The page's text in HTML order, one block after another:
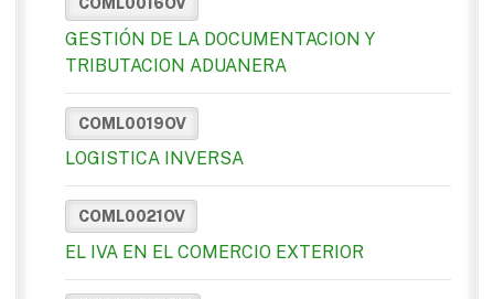
COML0016OV
GESTIÓN DE LA DOCUMENTACION Y
TRIBUTACION ADUANERA
COML0019OV
LOGISTICA INVERSA
COML0021OV
EL IVA EN EL COMERCIO EXTERIOR